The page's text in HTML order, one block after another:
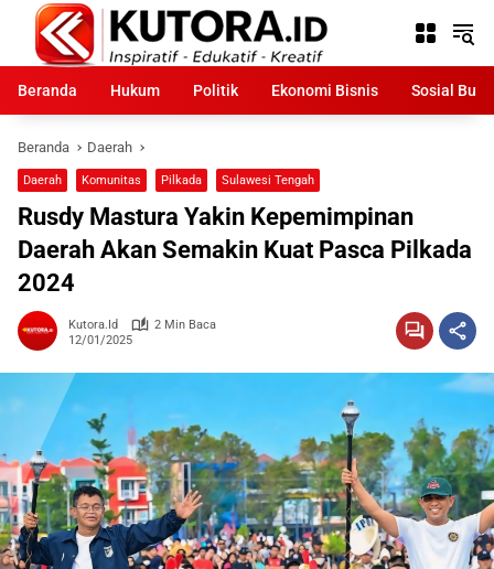
Langsung
konten
Beranda
Hukum Politik Ekonomi Bisnis Sosial
Beranda Daerah
Daerah Komunitas Pilkada Sulawesi Tengah
Rusdy Mastura Yakin Kepemimpinan
Daerah Akan Semakin Kuat Pasca Pilkada
2024
Kutora.id
2 Min Baca
12/01/2025